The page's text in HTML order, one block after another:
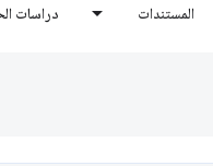
المستندات دراسات